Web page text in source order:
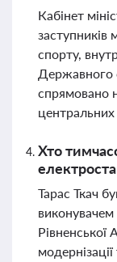
Кабінет
заступників
спорту,
Державного
спрямовано
центральних
Хто
Тарас Ткач
виконувачем
Рівненської